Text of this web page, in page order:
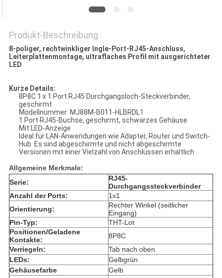
Produkt-Beschreibung
8-poliger, rechtwinkliger Ingle-Port-RJ45-Anschluss,
Leiterplattenmontage, ultraflaches Profil mit ausgerichteter
LED
Kurze Details:
8P8C 1 x 1 Port RJ45 Durchgangsloch-Steckverbinder,
geschirmt
Modellnummer: MJ88M-B011-HLBRDL1
1 Port RJ45-Buchse, geschirmt, schwarzes Gehäuse
Mit LED-Anzeige
Ideal für LAN-Anwendungen wie Adapter, Router und Switch-
Hub. Es sind abgeschirmte und nicht abgeschirmte
Versionen mit einer Vielzahl von Anschlüssen erhältlich
Allgemeine Merkmale:
Serie:
RJ45-
Durchgangssteckverbinder
Anzahl der Ports:
1x1
Orientierung:
Rechter Winkel (seitlicher
Eingang)
Pin-Typ:
THT-Lot
Positionen/Geladene
Kontakte:
8P8C
Verriegeln:
Tab nach oben
LEDs:
Gelbgrün
Gehäusefarbe
Gelb